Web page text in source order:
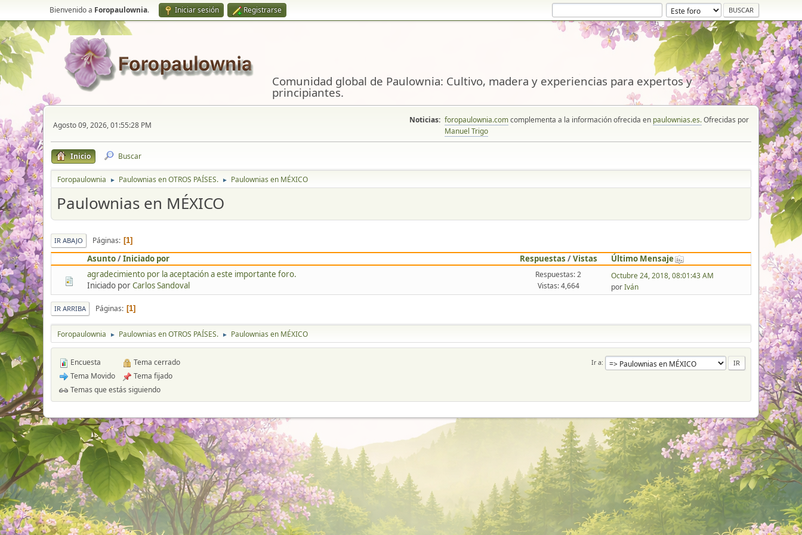
Bienvenido a Foropaulownia. Iniciar sesión Registrarse
Comunidad global de Paulownia: Cultivo, madera y experiencias para expertos y
principiantes.
Agosto 09, 2026, 01:55:28 PM
Noticias: foropaulownia.comcomplementa a la información ofrecida en paulownias.es.Ofrecidas por
Manuel Trigo
Inicio Buscar
Foropaulownia ► Paulownias en OTROS PAÍSES. ► Paulownias en MÉXICO
Paulownias en MÉXICO
IR ABAJO Páginas 1
Asunto/Iniciado por Respuestas /Vistas
Último Mensaje
agradecimiento por la aceptación a este importante foro.
Iniciado porCarlos Sandoval
Respuestas: 2
Vistas: 4,664
Octubre 24, 2018, 08:01:43 AM
porIván
IR ARRIBA Páginas 1
Foropaulownia ► Paulownias en OTROS PAÍSES. ► Paulownias en MÉXICO
Ir a
Encuesta
Tema Movido
Tema cerrado
Tema fijado
Temas que estás siguiendo